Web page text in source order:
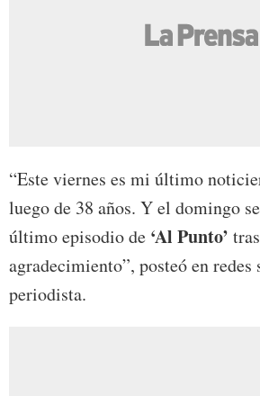
“Este viernes es mi último
luego de 38 años. Y el domingo
último episodio de ‘Al Punto’
agradecimiento”, posteó en redes
periodista.